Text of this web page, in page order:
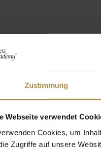
Zustimmung
Webseite verwendet
Cookies, um
Zugriffe auf unsere